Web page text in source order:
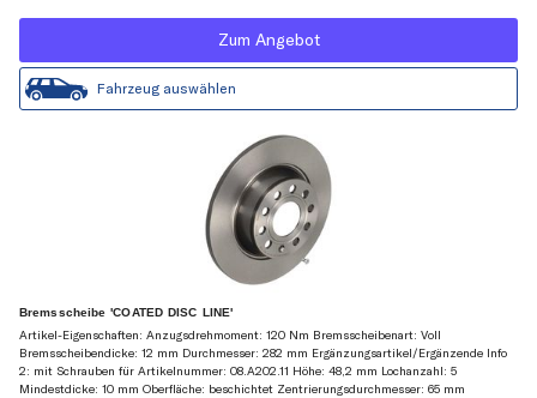
Zum Angebot
Fahrzeug auswählen
Bremsscheibe 'COATED DISC LINE'
Artikel-Eigenschaften: Anzugsdrehmoment: 120 Nm Bremsscheibenart: Voll
Bremsscheibendicke: 12 mm Durchmesser: 282 mm Ergänzungsartikel/Ergänzende Info
2: mit Schrauben für Artikelnummer: 08.A202.11 Höhe: 48,2 mm Lochanzahl: 5
Mindestdicke: 10 mm Oberfläche: beschichtet Zentrierungsdurchmesser: 65 mm